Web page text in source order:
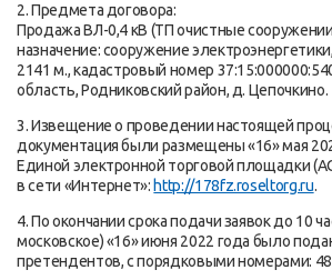
2. Предмета договора:
Продажа ВЛ-0,4 кВ (ТП очистные
назначение: сооружение
2141 м., кадастровый номер
область, Родниковский район, д. Цепочкино.
3. Извещение о проведении настоящей
документация были размещены «16» мая
Единой электронной торговой площадки
в сети «Интернет»: http://178fz.roseltorg.ru.
4. По окончании срока подачи заявок до 10
московское) «16» июня 2022 года было
претендентов, с порядковыми номерами: